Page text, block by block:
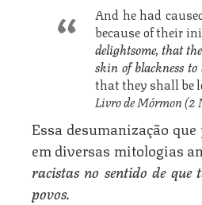
And he had
because of their
delightsome, that
skin of blackness
that they shall be
Livro de Mórmon (2
Essa desumanização
em diversas mitologias
racistas no sentido de que
povos.